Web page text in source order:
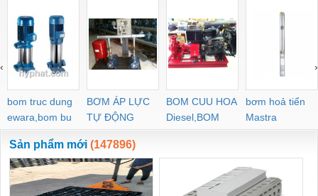
bom truc dung
ewara,bom bu
ewara
BƠM ÁP LỰC
TỰ ĐỘNG
BOM CUU HOA
Diesel,BOM
CHUA CHAY
bơm hoả tiển
Mastra
‹ ›
Sản phẩm mới (147896)